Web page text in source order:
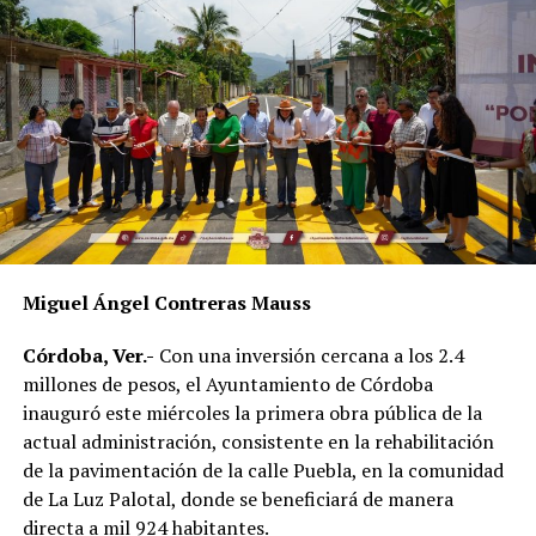
Como parte del fortalecimiento institucional, el
Ayuntamiento también informó que recientemente
fueron incorporadas nuevas unidades vehiculares para
ampliar la capacidad operativa de la corporación. Dos de
esos vehículos fueron asignados a la Policía de
Proximidad de Género, área encargada de atender casos
de violencia contra las mujeres y otros grupos en
situación de vulnerabilidad.
En el acto participaron integrantes del Cabildo, mandos
policiacos y personal de las distintas áreas de Seguridad
Pública Municipal, quienes presenciaron la entrega del
nuevo equipamiento.
Con estas acciones, el gobierno municipal busca
fortalecer la capacidad de respuesta de las
corporaciones de seguridad y mejorar las condiciones en
las que desempeñan sus labores los elementos
Miguel Ángel Contreras Mauss
Córdoba, Ver.- Con una inversión cercana a los 2.4
millones de pesos, el Ayuntamiento de Córdoba
inauguró este miércoles la primera obra pública de la
actual administración, consistente en la rehabilitación
de la pavimentación de la calle Puebla, en la comunidad
de La Luz Palotal, donde se beneficiará de manera
directa a mil 924 habitantes.